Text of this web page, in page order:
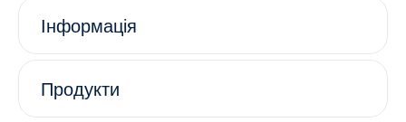
Інформація
Продукти